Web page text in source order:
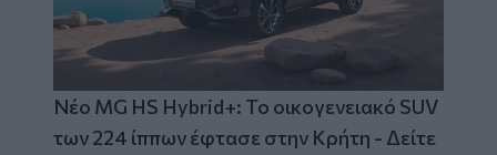
Νέο MG HS Hybrid+: Το οικογενειακό SUV
των 224 ίππων έφτασε στην Κρήτη - Δείτε